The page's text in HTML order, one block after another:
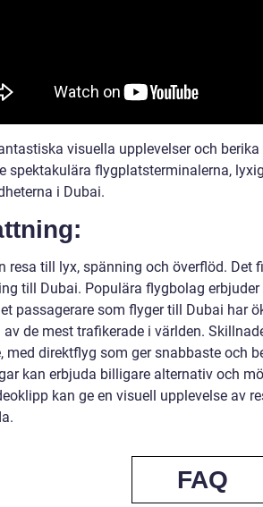
visuella upplevelser och
spektakulära flygplatsterminalerna,
i Dubai.
resa till lyx, spänning och överflöd.
till Dubai. Populära flygbolag
passagerare som flyger till Dubai har
de mest trafikerade i världen.
med direktflyg som ger snabbaste och
kan erbjuda billigare alternativ och
kan ge en visuell upplevelse av
FAQ